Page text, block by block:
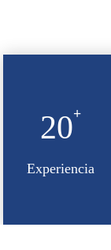
20+
Experiencia